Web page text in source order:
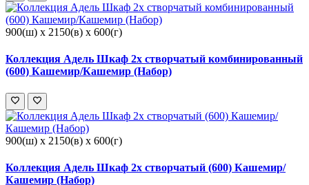
900(ш) x 2150(в) x 600(г)
Коллекция Адель Шкаф 2х створчатый комбинированный
(600) Кашемир/Кашемир (Набор)
900(ш) x 2150(в) x 600(г)
Коллекция Адель Шкаф 2х створчатый (600) Кашемир/
Кашемир (Набор)